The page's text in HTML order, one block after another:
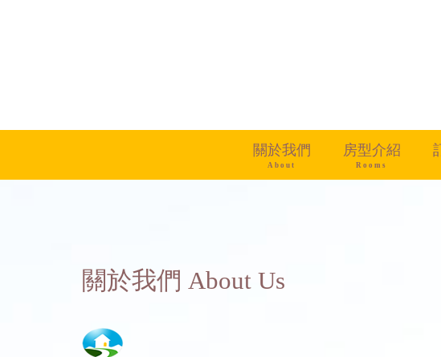
關於我們
About
房型介紹
Rooms
關於我們 About Us